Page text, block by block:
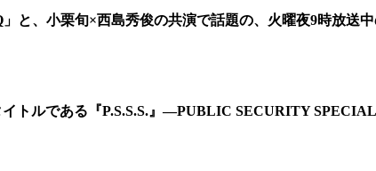
と、小栗旬×西島秀俊の共演で話題の、火曜夜9時放送
トルである『P.S.S.S.』―PUBLIC SECURITY